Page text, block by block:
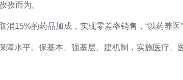
孜而为。
15%的药品加成，实现零差率销售，“以药养医”
水平。保基本、强基层、建机制，实施医疗、